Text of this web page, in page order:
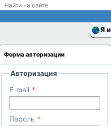
Я и
Форма авторизации
Авторизация
E-mail
Пароль